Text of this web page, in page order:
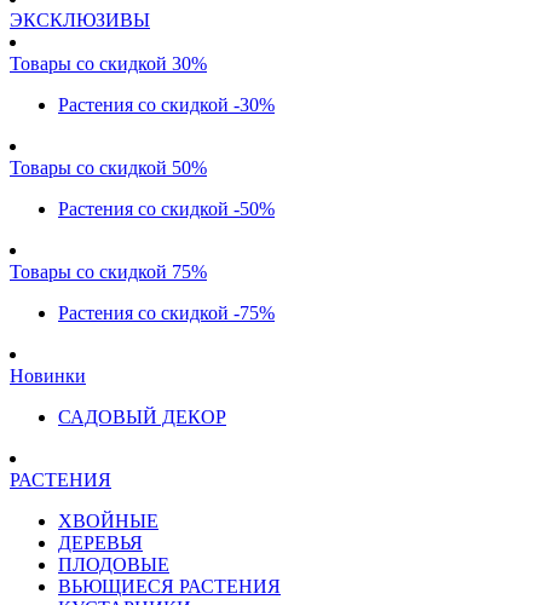
ЭКСКЛЮЗИВЫ
Товары со скидкой 30%
Растения со скидкой -30%
Товары со скидкой 50%
Растения со скидкой -50%
Товары со скидкой 75%
Растения со скидкой -75%
Новинки
САДОВЫЙ ДЕКОР
РАСТЕНИЯ
ХВОЙНЫЕ
ДЕРЕВЬЯ
ПЛОДОВЫЕ
ВЬЮЩИЕСЯ РАСТЕНИЯ